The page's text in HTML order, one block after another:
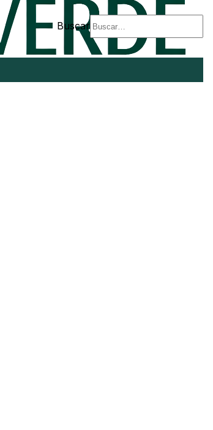
Buscar